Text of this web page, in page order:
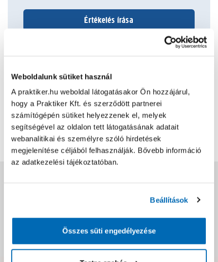
Weboldalunk sütiket használ
A praktiker.hu weboldal látogatásakor Ön hozzájárul,
hogy a Praktiker Kft. és szerződött partnerei
számítógépén sütiket helyezzenek el, melyek
segítségével az oldalon tett látogatásának adatait
webanalitikai és személyre szóló hirdetések
megjelenítése céljából felhasználják. Bővebb információ
az adatkezelési tájékoztatóban.
Beállítások
Összes süti engedélyezése
Értékelés írása
Olcsó, mutatós, praktikus, kis helyen elfér
Bővebben
További értékelések